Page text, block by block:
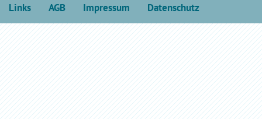
Links AGB Impressum Datenschutz